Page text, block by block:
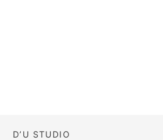
D’U STUDIO